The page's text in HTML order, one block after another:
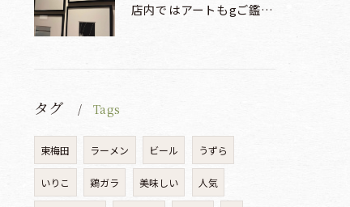
店内ではアートもgご鑑賞いただけます♡♡♡
タグ Tags
東梅田 ラーメン ビール うずら
いりこ 鶏ガラ 美味しい 人気